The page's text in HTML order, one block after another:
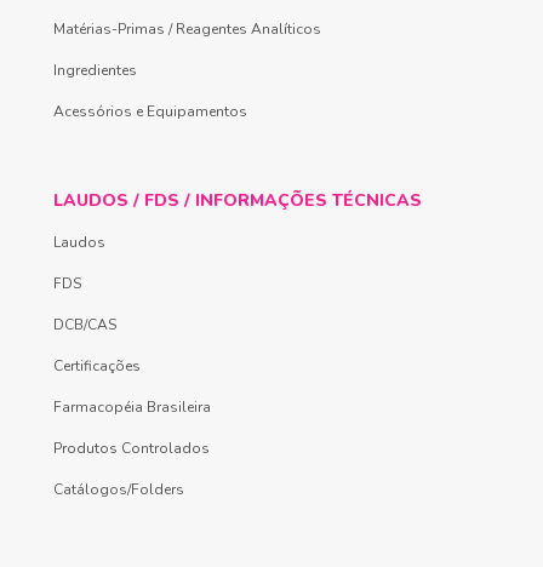
Matérias-Primas / Reagentes Analíticos
Ingredientes
Acessórios e Equipamentos
LAUDOS / FDS / INFORMAÇÕES TÉCNICAS
Laudos
FDS
DCB/CAS
Certificações
Farmacopéia Brasileira
Produtos Controlados
Catálogos/Folders